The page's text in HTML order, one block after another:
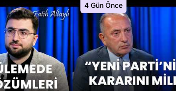
4 Gün Önce